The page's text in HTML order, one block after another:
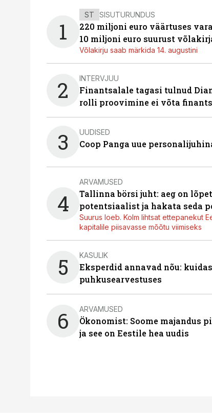
1
ST SISUTURUNDUS
220 miljoni euro väärtuses
10 miljoni euro suurust
Võlakirju saab märkida 14. augustini
2 INTERVJUU
Finantsalale tagasi tulnud
rolli proovimine ei võta
3 UUDISED
Coop Panga uue
4
ARVAMUSED
Tallinna börsi juht: aeg on
potentsiaalist ja hakata seda
Suurus loeb. Kolm lihtsat ettepanekut
kapitalile piisavasse mõõtu viimiseks
5 KASULIK
Eksperdid annavad nõu:
puhkusearvestuses
6 ARVAMUSED
Ökonomist: Soome majandus
ja see on Eestile hea uudis